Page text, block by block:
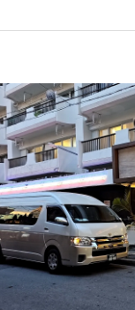
の主な原因とそ
策によって取り戻
策の効果を長期間
のカビ問題に関す
合わせと無料相談